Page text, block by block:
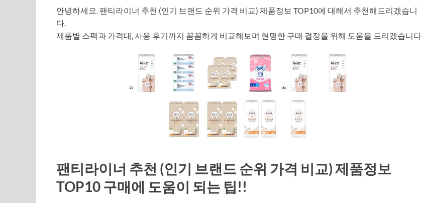
안녕하세요. 팬티라이너 추천 (인기 브랜드 순위 가격 비교) 제품정보 TOP10에 대해서 추천해드리겠습니
다.
제품별 스펙과 가격대, 사용 후기까지 꼼꼼하게 비교해보며 현명한 구매 결정을 위해 도움을 드리겠습니다
팬티라이너 추천 (인기 브랜드 순위 가격 비교) 제품정보
TOP10 구매에 도움이 되는 팁!!